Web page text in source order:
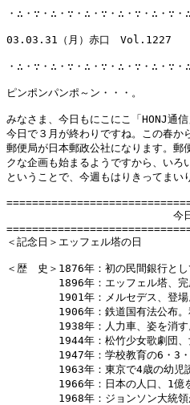
・∴・∵・∴・∵・∴・∵・∴・∵・∴・∵・
03.03.31（月）赤口　Vol.1227 　
・∴・∵・∴・∵・∴・∵・∴・∵・∴・∵・
ピンポンパンポ～ン・・・。
みなさま、今日もにこにこ「HONJ通信
今日で３月が終わりですね。この春か
郵便局が日本郵政公社になります。郵
クな企画も始まるようですから、いろ
ということで、今週もはりきってまい
今日は何の
＜記念日＞エッフェル塔の日
＜歴　史＞1876年：初の民間銀行と
1896年：エッフェル塔、完成
1901年：メルセデス、登場。車
1906年：鉄道国有法公布。私
1938年：人力車、姿を消す
1944年：松竹少女歌劇団、女
1947年：学校教育の6・3・3
1963年：東京で4歳の幼児誘拐
1966年：日本の人口、1億を
1968年：ジョンソン大統領がベ